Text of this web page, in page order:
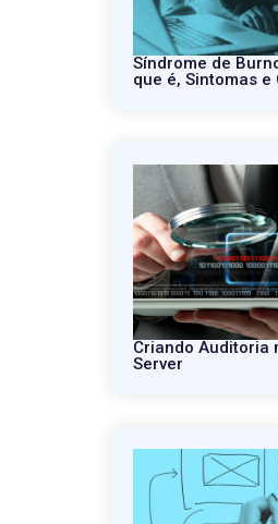
Síndrome de
que é, Sintomas e
Criando Auditoria
Server